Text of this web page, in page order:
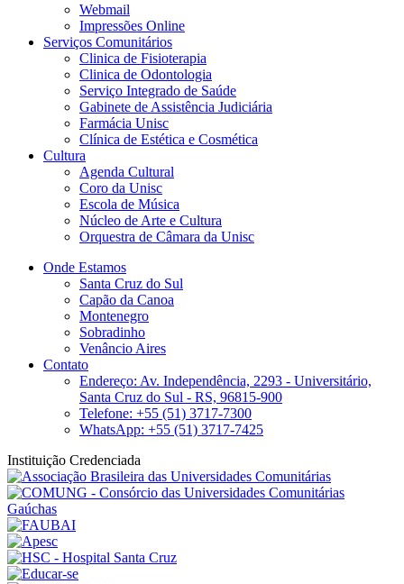
Webmail
Impressões Online
Serviços Comunitários
Clinica de Fisioterapia
Clinica de Odontologia
Serviço Integrado de Saúde
Gabinete de Assistência Judiciária
Farmácia Unisc
Clínica de Estética e Cosmética
Cultura
Agenda Cultural
Coro da Unisc
Escola de Música
Núcleo de Arte e Cultura
Orquestra de Câmara da Unisc
Onde Estamos
Santa Cruz do Sul
Capão da Canoa
Montenegro
Sobradinho
Venâncio Aires
Contato
Endereço: Av. Independência, 2293 - Universitário,
Santa Cruz do Sul - RS, 96815-900
Telefone: +55 (51) 3717-7300
WhatsApp: +55 (51) 3717-7425
Instituição Credenciada